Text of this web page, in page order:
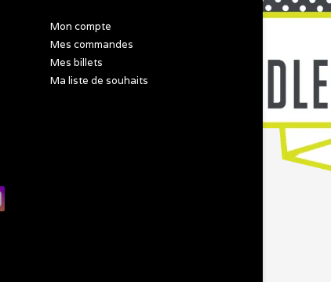
Mon compte
Mes commandes
Mes billets
Ma liste de souhaits